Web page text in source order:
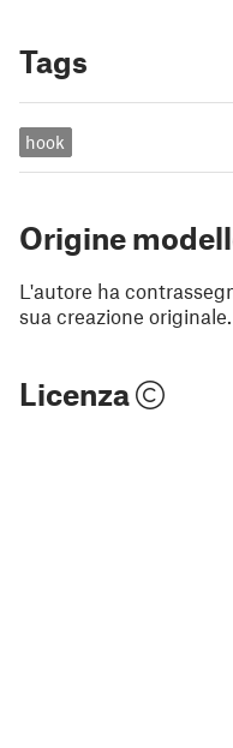
Tags
hook
Origine
L'autore ha
sua creazione originale.
Licenza